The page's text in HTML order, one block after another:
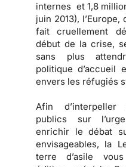
internes et 1,8
juin 2013),
fait cruellement
début de la crise,
sans plus
politique d’accueil
envers les réfugiés
Afin
publics sur
enrichir le débat
envisageables, la
terre d’asile